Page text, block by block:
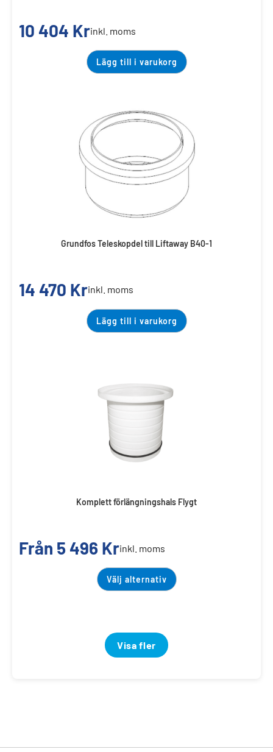
10 404 Krinkl. moms
Lägg till i varukorg
Grundfos Teleskopdel till Liftaway B40-1
14 470 Krinkl. moms
Lägg till i varukorg
Komplett förlängningshals Flygt
Från 5 496 Krinkl. moms
Välj alternativ
Visa fler